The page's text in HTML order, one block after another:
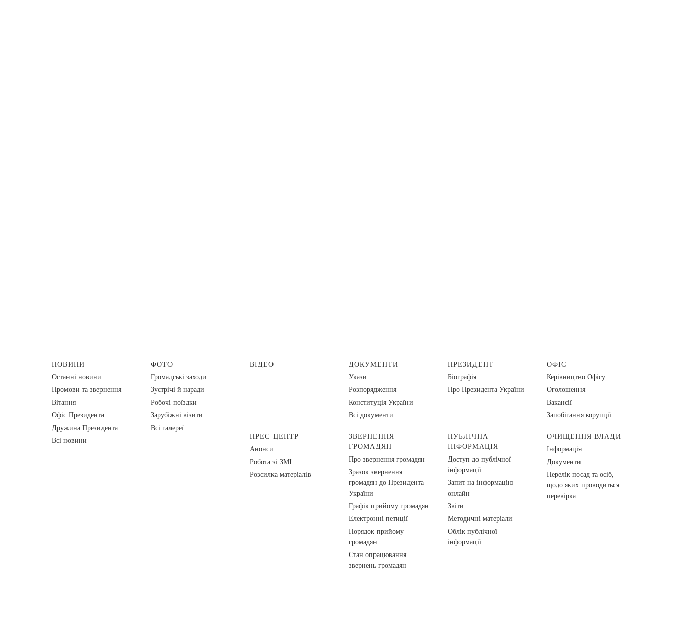
НОВИНИ
Останні новини
Промови та звернення
Вiтання
Офіс Президента
Дружина Президента
Всі новини
ФОТО
Громадські заходи
Зустрічі й наради
Робочі поїздки
Зарубіжні візити
Всі галереї
ВІДЕО
ДОКУМЕНТИ
Укази
Розпорядження
Конституція України
Всі документи
ПРЕЗИДЕНТ
Біографія
Про Президента України
ОФІС
Керівництво Офісу
Оголошення
Вакансії
Запобігання корупції
ПРЕС-ЦЕНТР
Анонси
Робота зі ЗМІ
Розсилка матеріалів
ЗВЕРНЕННЯ
ГРОМАДЯН
Про звернення громадян
Зразок звернення
громадян до Президента
України
Графік прийому громадян
Електронні петиції
Порядок прийому
громадян
Стан опрацювання
звернень громадян
ПУБЛІЧНА
ІНФОРМАЦІЯ
Доступ до публічної
інформації
Запит на інформацію
онлайн
Звіти
Методичні матеріали
Облік публічної
інформації
ОЧИЩЕННЯ ВЛАДИ
Інформація
Документи
Перелік посад та осіб,
щодо яких проводиться
перевірка